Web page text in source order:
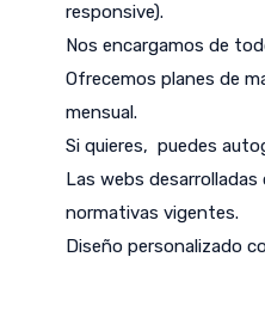
responsive).
Nos encargamos de
Ofrecemos planes de
mensual.
Si quieres, puedes
Las webs
normativas vigentes.
Diseño personalizado